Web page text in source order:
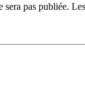
sera pas publiée.